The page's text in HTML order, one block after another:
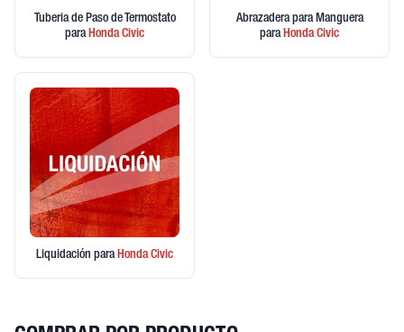
Tuberia de Paso de Termostato
paraHondaCivic
Abrazadera para Manguera
paraHondaCivic
Liquidación paraHondaCivic